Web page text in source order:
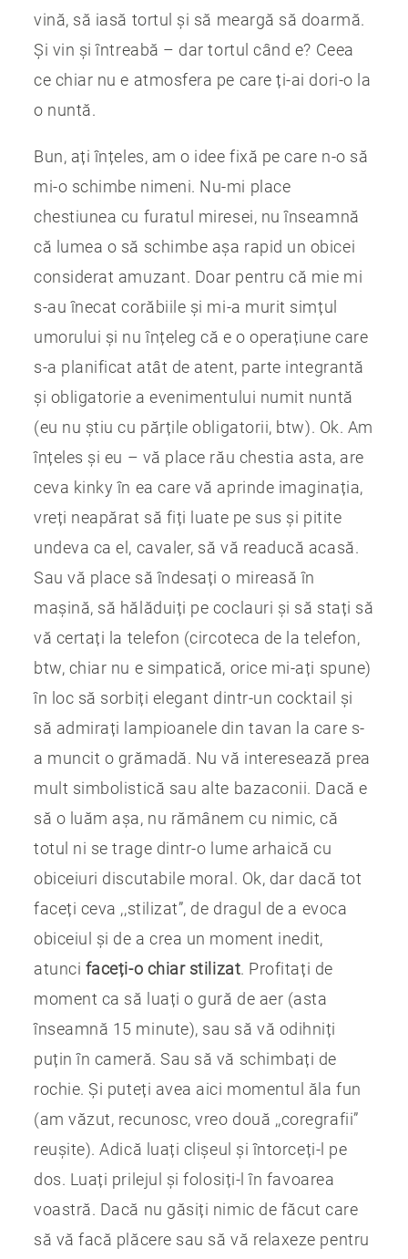
vină, să iasă tortul și să meargă să doarmă.
Și vin și întreabă – dar tortul când e? Ceea
ce chiar nu e atmosfera pe care ți-ai dori-o la
o nuntă.
Bun, ați înțeles, am o idee fixă pe care n-o să
mi-o schimbe nimeni. Nu-mi place
chestiunea cu furatul miresei, nu înseamnă
că lumea o să schimbe așa rapid un obicei
considerat amuzant. Doar pentru că mie mi
s-au înecat corăbiile și mi-a murit simțul
umorului și nu înțeleg că e o operațiune care
s-a planificat atât de atent, parte integrantă
și obligatorie a evenimentului numit nuntă
(eu nu știu cu părțile obligatorii, btw). Ok. Am
înțeles și eu – vă place rău chestia asta, are
ceva kinky în ea care vă aprinde imaginația,
vreți neapărat să fiți luate pe sus și pitite
undeva ca el, cavaler, să vă readucă acasă.
Sau vă place să îndesați o mireasă în
mașină, să hălăduiți pe coclauri și să stați să
vă certați la telefon (circoteca de la telefon,
btw, chiar nu e simpatică, orice mi-ați spune)
în loc să sorbiți elegant dintr-un cocktail și
să admirați lampioanele din tavan la care s-
a muncit o grămadă. Nu vă interesează prea
mult simbolistică sau alte bazaconii. Dacă e
să o luăm așa, nu rămânem cu nimic, că
totul ni se trage dintr-o lume arhaică cu
obiceiuri discutabile moral. Ok, dar dacă tot
faceți ceva ,,stilizat”, de dragul de a evoca
obiceiul și de a crea un moment inedit,
atunci faceți-o chiar stilizat. Profitați de
moment ca să luați o gură de aer (asta
înseamnă 15 minute), sau să vă odihniți
puțin în cameră. Sau să vă schimbați de
rochie. Și puteți avea aici momentul ăla fun
(am văzut, recunosc, vreo două ,,coregrafii”
reușite). Adică luați clișeul și întorceți-l pe
dos. Luați prilejul și folosiți-l în favoarea
voastră. Dacă nu găsiți nimic de făcut care
să vă facă plăcere sau să vă relaxeze pentru